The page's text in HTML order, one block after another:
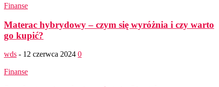
Finanse
Materac hybrydowy – czym się wyróżnia i czy warto
go kupić?
wds - 12 czerwca 2024 0
Finanse